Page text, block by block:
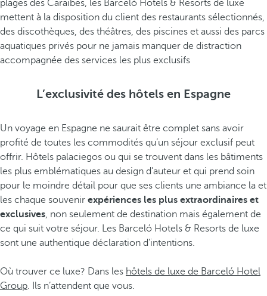
plages des Caraïbes, les Barceló Hotels & Resorts de luxe
mettent à la disposition du client des restaurants sélectionnés,
des discothèques, des théâtres, des piscines et aussi des parcs
aquatiques privés pour ne jamais manquer de distraction
accompagnée des services les plus exclusifs
L’exclusivité des hôtels en Espagne
Un voyage en Espagne ne saurait être complet sans avoir
profité de toutes les commodités qu’un séjour exclusif peut
offrir. Hôtels palaciegos ou qui se trouvent dans les bâtiments
les plus emblématiques au design d’auteur et qui prend soin
pour le moindre détail pour que ses clients une ambiance la et
les chaque souvenir expériences les plus extraordinaires et
exclusives, non seulement de destination mais également de
ce qui suit votre séjour. Les Barceló Hotels & Resorts de luxe
sont une authentique déclaration d'intentions.
Où trouver ce luxe? Dans les hôtels de luxe de Barceló Hotel
Group. Ils n’attendent que vous.